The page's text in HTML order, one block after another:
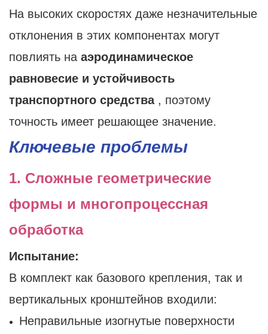
На высоких скоростях даже незначительные
отклонения в этих компонентах могут
повлиять на аэродинамическое
равновесие и устойчивость
транспортного средства, поэтому
точность имеет решающее значение.
Ключевые проблемы
1. Сложные геометрические
формы и многопроцессная
обработка
Испытание:
В комплект как базового крепления, так и
вертикальных кронштейнов входили:
Неправильные изогнутые поверхности